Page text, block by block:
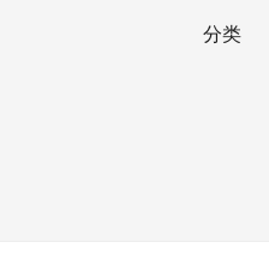
分类